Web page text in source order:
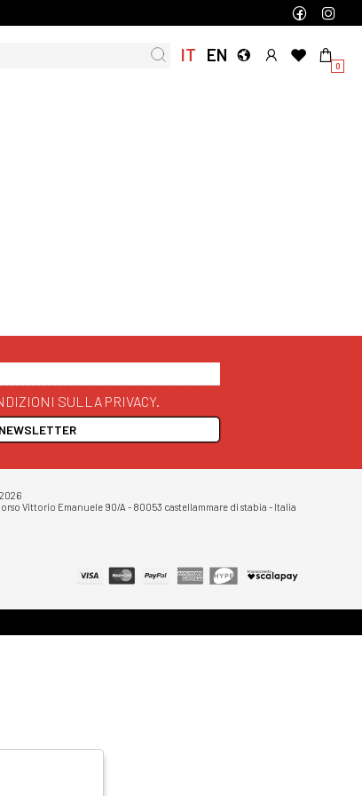
IT EN
0
SULLA PRIVACY.
Vittorio Emanuele 90/A - 80053 castellammare di stabia - Italia